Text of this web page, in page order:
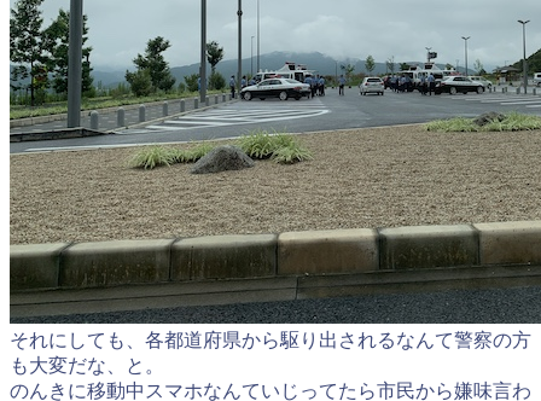
それにしても、各都道府県から駆り出されるなんて警察の方
も大変だな、と。
のんきに移動中スマホなんていじってたら市民から嫌味言わ